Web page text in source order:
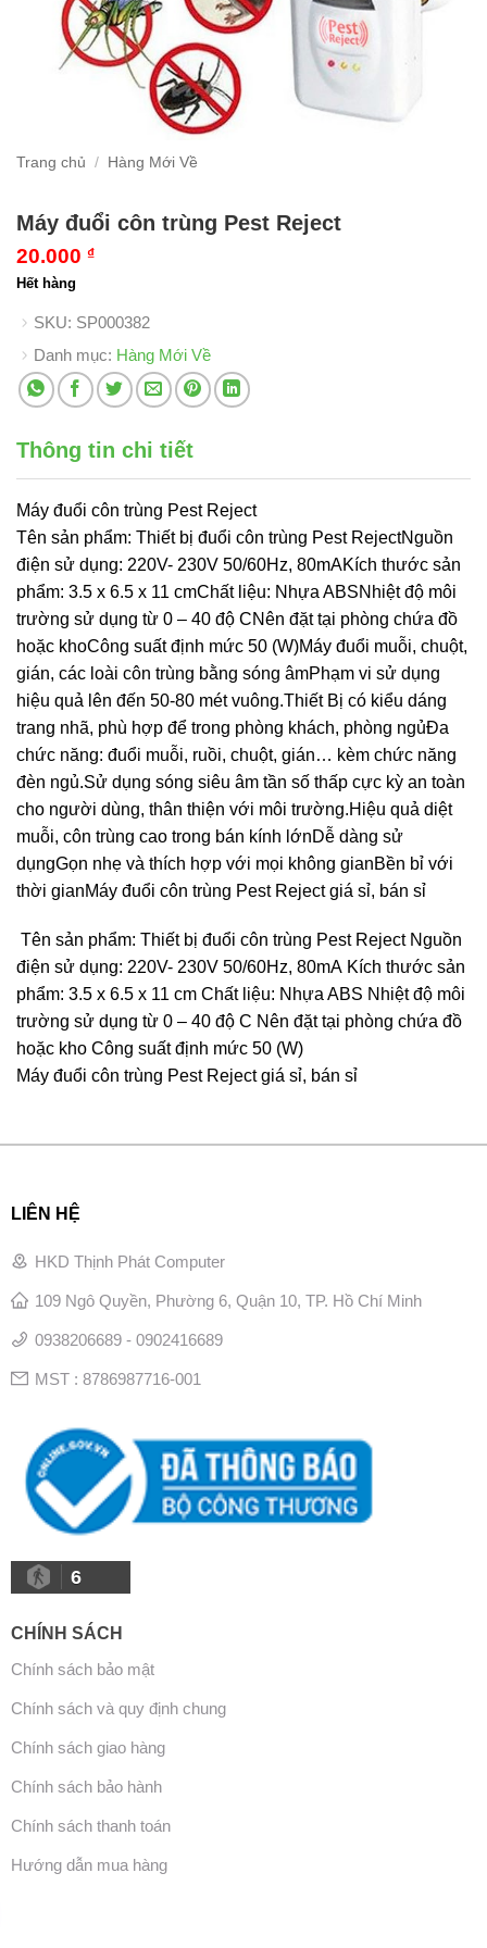
Trang chủ / Hàng Mới Về
Máy đuổi côn trùng Pest Reject
20.000 ₫
Hết hàng
SKU: SP000382
Danh mục: Hàng Mới Về
Thông tin chi tiết
Máy đuổi côn trùng Pest Reject
Tên sản phẩm: Thiết bị đuổi côn trùng Pest RejectNguồn
điện sử dụng: 220V- 230V 50/60Hz, 80mAKích thước sản
phẩm: 3.5 x 6.5 x 11 cmChất liệu: Nhựa ABSNhiệt độ môi
trường sử dụng từ 0 – 40 độ CNên đặt tại phòng chứa đồ
hoặc khoCông suất định mức 50 (W)Máy đuổi muỗi, chuột,
gián, các loài côn trùng bằng sóng âmPhạm vi sử dụng
hiệu quả lên đến 50-80 mét vuông.Thiết Bị có kiểu dáng
trang nhã, phù hợp để trong phòng khách, phòng ngủĐa
chức năng: đuổi muỗi, ruồi, chuột, gián… kèm chức năng
đèn ngủ.Sử dụng sóng siêu âm tần số thấp cực kỳ an toàn
cho người dùng, thân thiện với môi trường.Hiệu quả diệt
muỗi, côn trùng cao trong bán kính lớnDễ dàng sử
dụngGọn nhẹ và thích hợp với mọi không gianBền bỉ với
thời gianMáy đuổi côn trùng Pest Reject giá sỉ, bán sỉ
Tên sản phẩm: Thiết bị đuổi côn trùng Pest Reject Nguồn
điện sử dụng: 220V- 230V 50/60Hz, 80mA Kích thước sản
phẩm: 3.5 x 6.5 x 11 cm Chất liệu: Nhựa ABS Nhiệt độ môi
trường sử dụng từ 0 – 40 độ C Nên đặt tại phòng chứa đồ
hoặc kho Công suất định mức 50 (W)
Máy đuổi côn trùng Pest Reject giá sỉ, bán sỉ
LIÊN HỆ
HKD Thịnh Phát Computer
109 Ngô Quyền, Phường 6, Quận 10, TP. Hồ Chí Minh
0938206689 - 0902416689
MST : 8786987716-001
6
CHÍNH SÁCH
Chính sách bảo mật
Chính sách và quy định chung
Chính sách giao hàng
Chính sách bảo hành
Chính sách thanh toán
Hướng dẫn mua hàng